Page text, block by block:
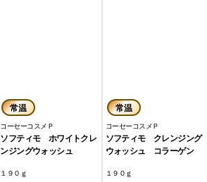
常温
コーセーコスメＰ
ソフティモ ホワイトクレ
ンジングウォッシュ
１９０ｇ
常温
コーセーコスメＰ
ソフティモ クレンジング
ウォッシュ コラーゲン
１９０ｇ